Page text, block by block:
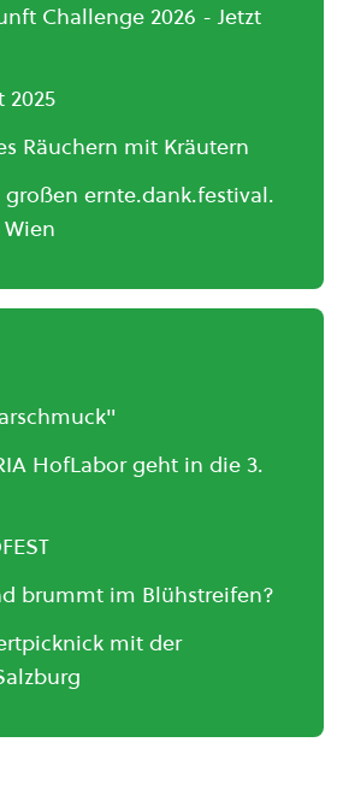
Challenge 2026 - Jetzt
2025
Räuchern mit Kräutern
ernte.dank.festival.
HofLabor geht in die 3.
brummt im Blühstreifen?
mit der